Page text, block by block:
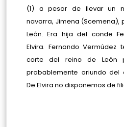
(1) a pesar de llevar un
navarra, Jimena (Scemena),
León. Era hija del conde
Elvira. Fernando Vermúdez
corte del reino de León
probablemente oriundo del
De Elvira no disponemos de